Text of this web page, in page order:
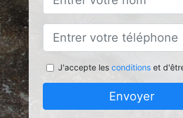
J'accepte les conditionset
Envoyer